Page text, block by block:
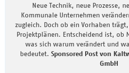
Neue Technik, neue Prozesse,
Kommunale Unternehmen
zugleich. Doch ob ein Vorhaben
Projektplänen. Entscheidend ist, ob
was sich warum verändert und
bedeutet. Sponsored Post von
GmbH